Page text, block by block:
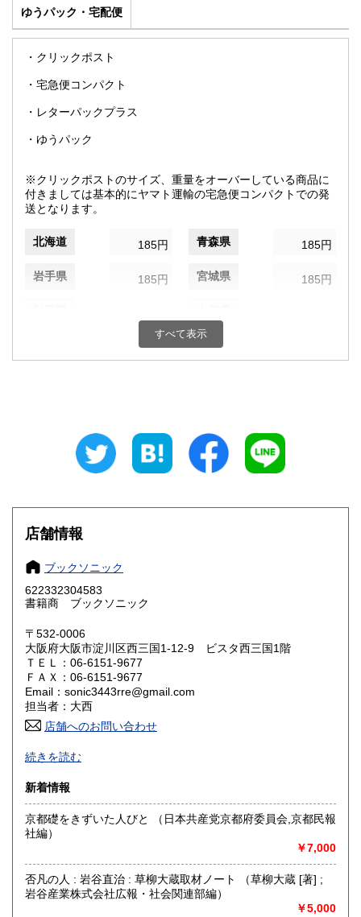
ゆうパック・宅配便
・クリックポスト
・宅急便コンパクト
・レターパックプラス
・ゆうパック
※クリックポストのサイズ、重量をオーバーしている商品に
付きましては基本的にヤマト運輸の宅急便コンパクトでの発
送となります。
北海道 185円 青森県 185円
岩手県 185円 宮城県 185円
185円 茨城県
185円 神奈川県
岐阜県
滋賀県 185円 京都府
大阪府 185円
奈良県 185円
鳥取県
岡山県
山口県
香川県 185円 愛媛県 185円
高知県 185円 福岡県 185円
すべて表示
店舗情報
ブックソニック
622332304583
書籍商 ブックソニック
〒532-0006
大阪府大阪市淀川区西三国1-12-9 ビスタ西三国1階
ＴＥＬ：06-6151-9677
ＦＡＸ：06-6151-9677
Email：sonic3443rre@gmail.com
担当者：大西
店舗へのお問い合わせ
-
沿線名：地下鉄御堂筋線
最寄駅：東三国駅
営業時間：-
定休日：-
関西一円、出張買取り致しますのでお気軽にお問い合わせく
ださい。
続きを読む
新着情報
京都礎をきずいた人びと （日本共産党京都府委員会,京都民報
社編）
￥7,000
否凡の人 : 岩谷直治 : 草柳大蔵取材ノート （草柳大蔵 [著] ;
岩谷産業株式会社広報・社会関連部編）
￥5,000